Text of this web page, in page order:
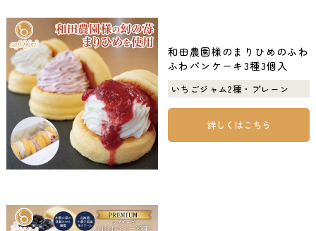
和田農園様のまりひめのふわ
ふわパンケーキ3種3個入
いちごジャム2種・プレーン
詳しくはこちら